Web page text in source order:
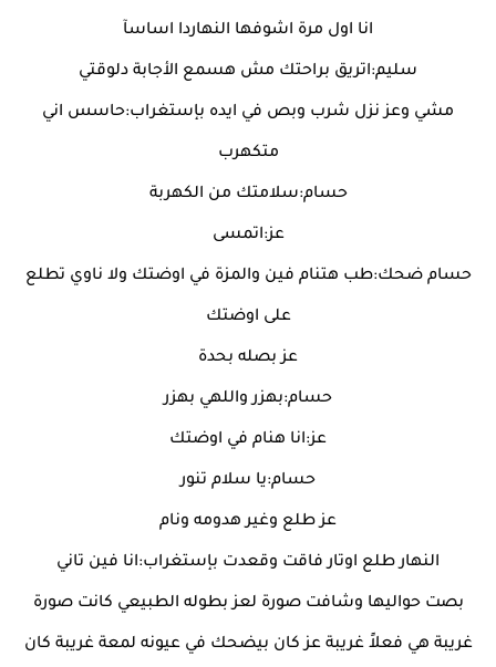
انا اول مرة اشوفها النهاردا اساسآ
سليم:اتريق براحتك مش هسمع الأجابة دلوقتي
مشي وعز نزل شرب وبص في ايده بإستغراب:حاسس اني
متكهرب
حسام:سلامتك من الكهربة
عز:اتمسى
حسام ضحك:طب هتنام فين والمزة في اوضتك ولا ناوي تطلع
على اوضتك
عز بصله بحدة
حسام:بهزر واللهي بهزر
عز:انا هنام في اوضتك
حسام:يا سلام تنور
عز طلع وغير هدومه ونام
النهار طلع اوتار فاقت وقعدت بإستغراب:انا فين تاني
بصت حواليها وشافت صورة لعز بطوله الطبيعي كانت صورة
غريبة هي فعلاً غريبة عز كان بيضحك في عيونه لمعة غريبة كان